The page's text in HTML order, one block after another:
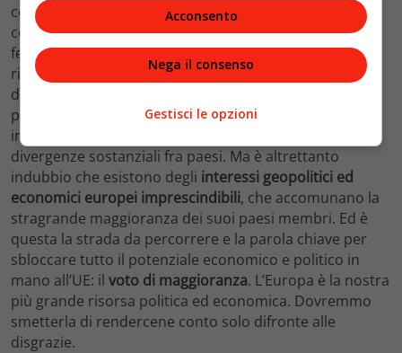
confronto del
potenzialedi crescita
continente potrebbe realizzare grazie ad un Europa
federale. Si assisterebbe ad esempio ad un importante
risparmio nelle
spesemilitari NATO, a tassi di interesse
dimezzati grazie all’emissioni di
parlare del maggior peso politico al livello globale. È
indubbio che esistano degli interessi nazionali e delle
divergenze sostanziali fra paesi. Ma è altrettanto
indubbio che esistono degli interessi geopolitici ed
economici europei imprescindibili, che accomunano la
stragrande maggioranza dei suoi paesi membri. Ed è
questa la strada da percorrere e la parola chiave per
sbloccare tutto il potenziale economico e politico in
mano all’UE: il voto di maggioranza. L’Europa è la nostra
più grande risorsa politica ed economica. Dovremmo
smetterla di rendercene conto solo difronte alle
disgrazie.
Acconsento
Nega il consenso
Gestisci le opzioni